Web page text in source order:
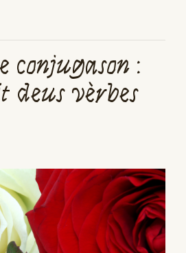
conjugason :
deus vèrbes